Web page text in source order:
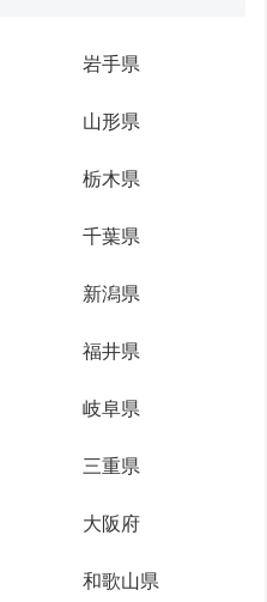
岩手県
山形県
栃木県
千葉県
新潟県
福井県
岐阜県
三重県
大阪府
和歌山県